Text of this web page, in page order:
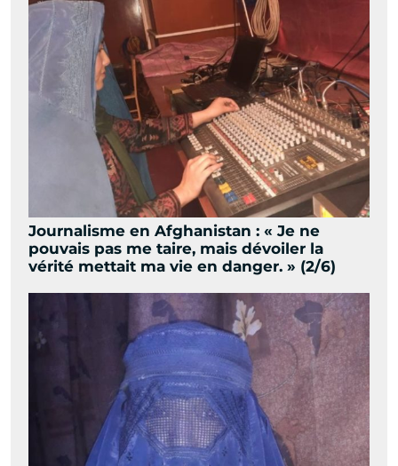
Journalisme en Afghanistan : « Je ne
pouvais pas me taire, mais dévoiler la
vérité mettait ma vie en danger. » (2/6)